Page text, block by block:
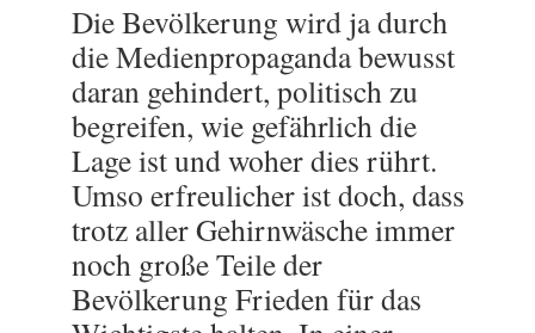
Die Bevölkerung wird ja durch
die Medienpropaganda bewusst
daran gehindert, politisch zu
begreifen, wie gefährlich die
Lage ist und woher dies rührt.
Umso erfreulicher ist doch, dass
trotz aller Gehirnwäsche immer
noch große Teile der
Bevölkerung Frieden für das